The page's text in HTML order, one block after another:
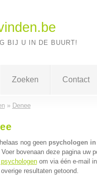
BIJ U IN DE BUURT!
Zoeken Contact
» Denee
nog geen psychologen in
bovenaan deze pagina uw
om via één e-mail
resultaten getoond.